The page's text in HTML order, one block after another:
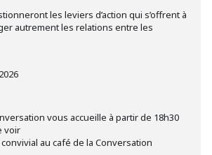
les leviers d’action qui s’offrent à
autrement les relations entre les
vous accueille à partir de 18h30
voir
au café de la Conversation